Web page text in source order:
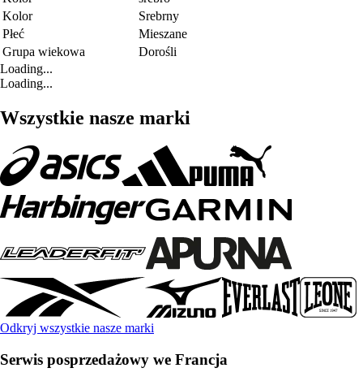
Kolor
Srebrny
Płeć
Mieszane
Grupa wiekowa
Dorośli
Loading...
Loading...
Wszystkie nasze marki
Odkryj wszystkie nasze marki
Serwis posprzedażowy we Francja